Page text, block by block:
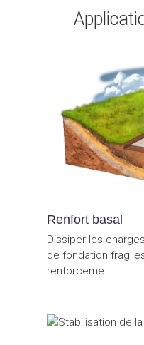
Renfort basal
Dissiper les
de fondation
renforceme...